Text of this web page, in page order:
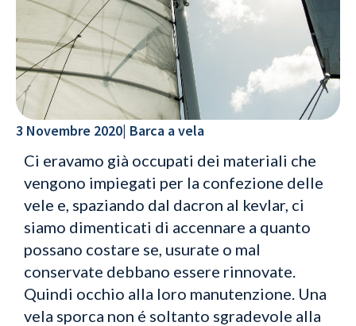
3 Novembre 2020| Barca a vela
Ci eravamo già occupati dei materiali che
vengono impiegati per la confezione delle
vele e, spaziando dal dacron al kevlar, ci
siamo dimenticati di accennare a quanto
possano costare se, usurate o mal
conservate debbano essere rinnovate.
Quindi occhio alla loro manutenzione. Una
vela sporca non é soltanto sgradevole alla